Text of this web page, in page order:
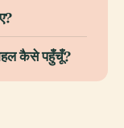
कैसे पहुँचूँ?